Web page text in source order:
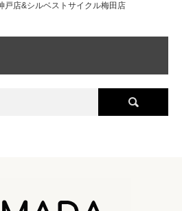
戸店&シルベストサイクル梅田店